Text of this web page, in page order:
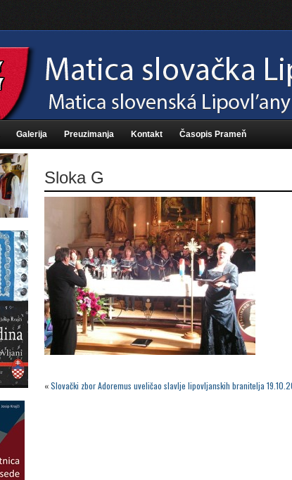
Galerija Preuzimanja Kontakt Časopis Prameň
Sloka G
«Slovački zbor Adoremus uveličao slavlje lipovljanskih branitelja